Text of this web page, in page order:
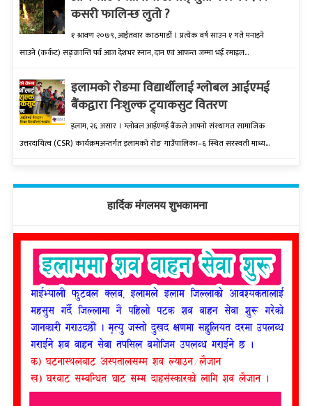
कसरी फालिन्छ लुतो ?
१ श्रावण २०७९, आईतवार काठमाडौं । प्रत्येक वर्ष साउन १ गते मनाइने
साउने (कर्कट) सङ्क्रान्ति पर्व आज देशभर स्नान, दान एवं आफन्त जम्मा भई रमाइल...
इलामकाे राेङमा विद्यार्थीलाई ग्लोबल आईएमई
बैंकद्वारा निःशुल्क ट्र्याकसुट वितरण
इलाम, २६ असार । ग्लोबल आईएमई बैंकले आफ्नो संस्थागत सामाजिक
उत्तरदायित्व (CSR) कार्यक्रमअन्तर्गत इलामको रोङ गाउँपालिका–६ स्थित सरस्वती माध्य...
हार्दिक मंगलमय शुभकामना